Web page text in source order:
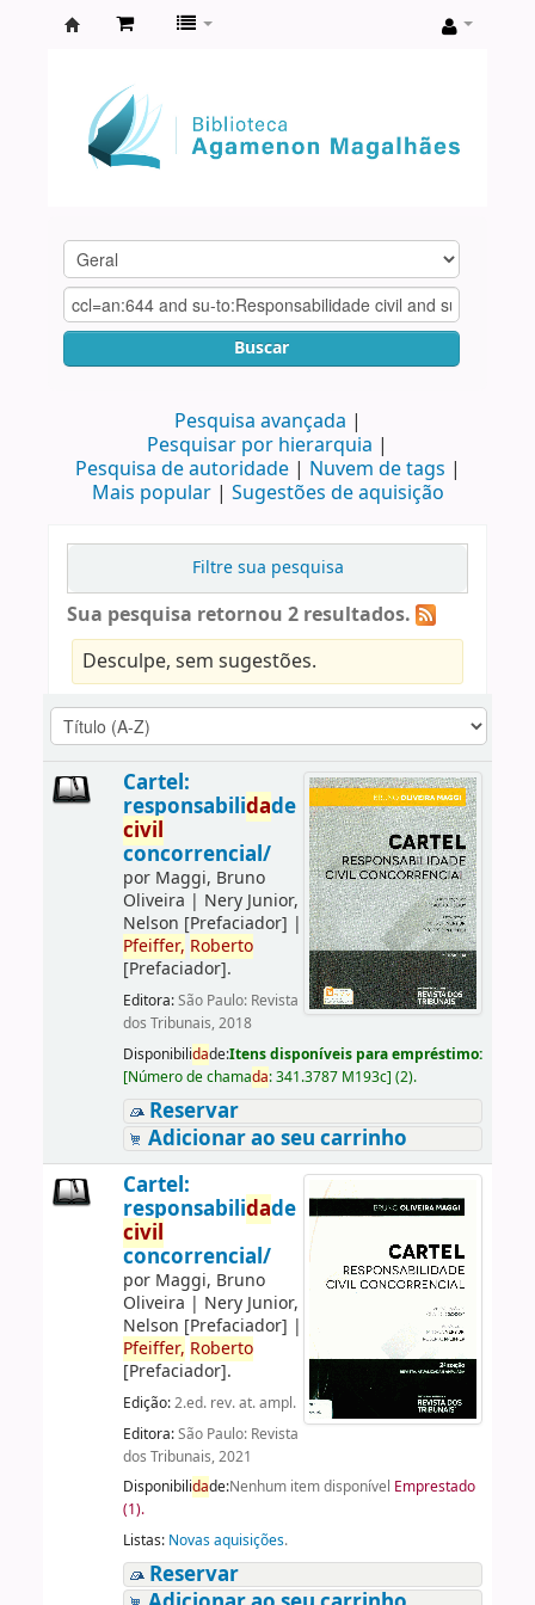
Agamenon
Magalhães
Buscar
Pesquisa avançada
Pesquisar por hierarquia
Pesquisa de autoridade
Nuvem de tags
Mais popular
Sugestões de aquisição
Filtre sua pesquisa
Sua pesquisa retornou 2 resultados.
Desculpe, sem sugestões.
Cartel:
responsabilidade
civil
concorrencial/
por Maggi, Bruno
Oliveira | Nery Junior,
Nelson [Prefaciador] |
Pfeiffer, Roberto
[Prefaciador].
Editora:São Paulo: Revista
dos Tribunais, 2018
Disponibilidade:Itens disponíveis para empréstimo:
[Número de chamada:341.3787 M193c] (2).
Reservar
Adicionar ao seu carrinho
Cartel:
responsabilidade
civil
concorrencial/
por Maggi, Bruno
Oliveira | Nery Junior,
Nelson [Prefaciador] |
Pfeiffer, Roberto
[Prefaciador].
Edição:2.ed. rev. at. ampl.
Editora:São Paulo: Revista
dos Tribunais, 2021
Disponibilidade:Nenhum item disponível Emprestado
(1).
Listas: Novas aquisições.
Reservar